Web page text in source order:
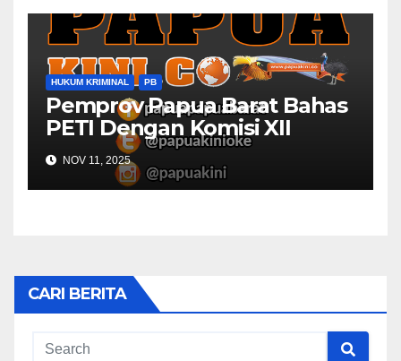
HUKUM KRIMINAL PB
Pemprov Papua Barat Bahas
PETI Dengan Komisi XII
NOV 11, 2025
CARI BERITA